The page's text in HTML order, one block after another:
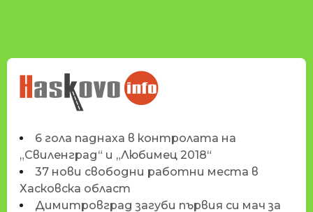
НОВИНИТЕ НА
HASKOVO.INFO
6 гола паднаха в контролата на
„Свиленград“ и „Любимец 2018“
37 нови свободни работни места в
Хасковска област
Димитровград загуби първия си мач за